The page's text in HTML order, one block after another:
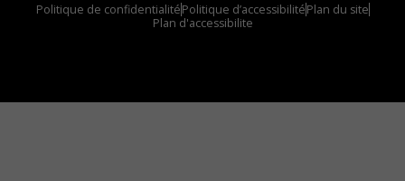
Politique de confidentialitéPolitique d’accessibilitéPlan du site
Plan d'accessibilite